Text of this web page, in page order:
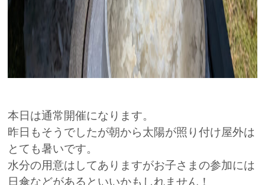
本日は通常開催になります。
昨日もそうでしたが朝から太陽が照り付け屋外は
とても暑いです。
水分の用意はしてありますがお子さまの参加には
日傘などがあるといいかもしれません！